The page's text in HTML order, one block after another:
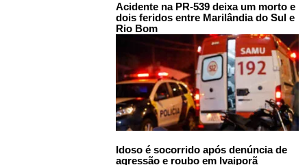
Acidente na PR-539 deixa um morto e
dois feridos entre Marilândia do Sul e
Rio Bom
Idoso é socorrido após denúncia de
agressão e roubo em Ivaiporã